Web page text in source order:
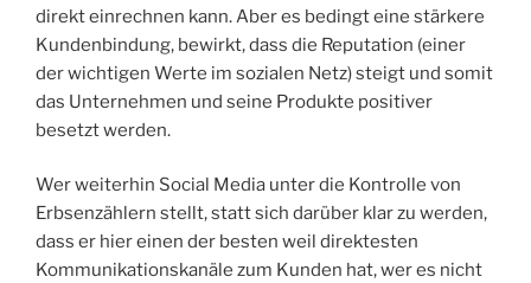
direkt einrechnen kann. Aber es bedingt eine stärkere
Kundenbindung, bewirkt, dass die Reputation (einer
der wichtigen Werte im sozialen Netz) steigt und somit
das Unternehmen und seine Produkte positiver
besetzt werden.
Wer weiterhin Social Media unter die Kontrolle von
Erbsenzählern stellt, statt sich darüber klar zu werden,
dass er hier einen der besten weil direktesten
Kommunikationskanäle zum Kunden hat, wer es nicht